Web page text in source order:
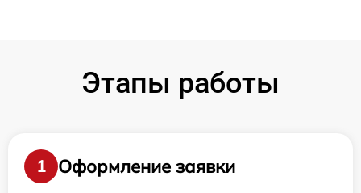
Этапы работы
1
Оформление заявки